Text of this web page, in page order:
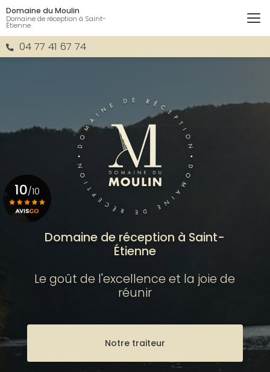
Aller
au
contenu
principal04 77 41 67 74
Domaine du Moulin
Domaine de réception à Saint-
Étienne
Domaine de réception à Saint-
Étienne
Le goût de l'excellence et la joie de
réunir
Notre traiteur
10/10